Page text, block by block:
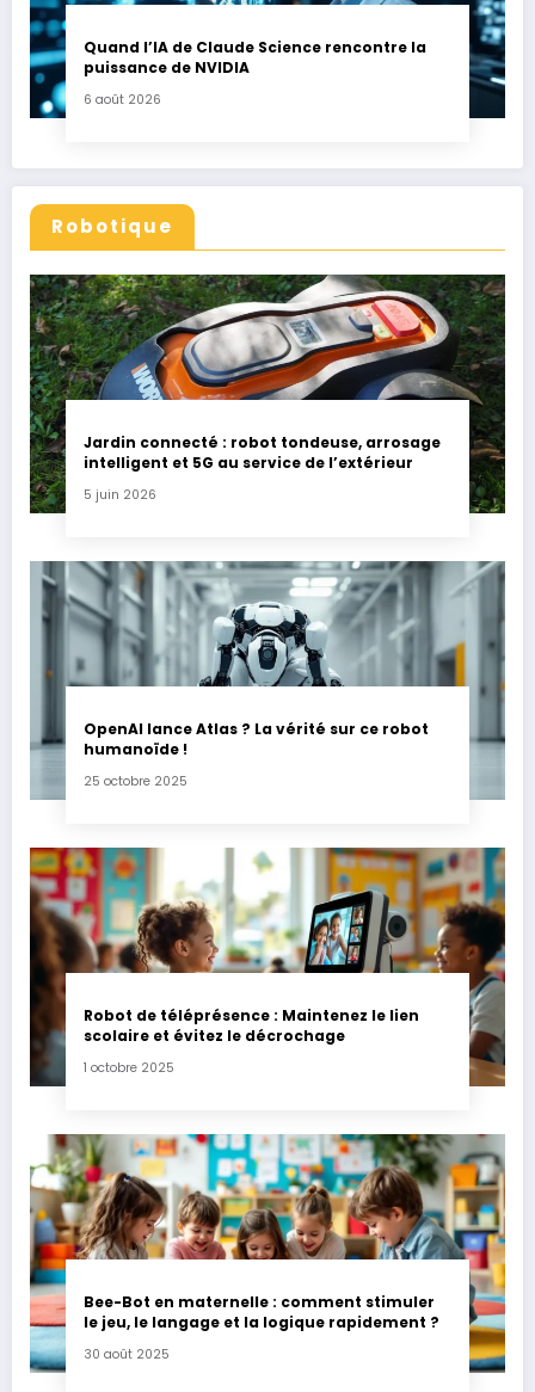
Quand l’IA de Claude Science rencontre la
puissance de NVIDIA
6 août 2026
Robotique
Jardin connecté : robot tondeuse, arrosage
intelligent et 5G au service de l’extérieur
5 juin 2026
OpenAI lance Atlas ? La vérité sur ce robot
humanoïde !
25 octobre 2025
Robot de téléprésence : Maintenez le lien
scolaire et évitez le décrochage
1 octobre 2025
Bee-Bot en maternelle : comment stimuler
le jeu, le langage et la logique rapidement ?
30 août 2025